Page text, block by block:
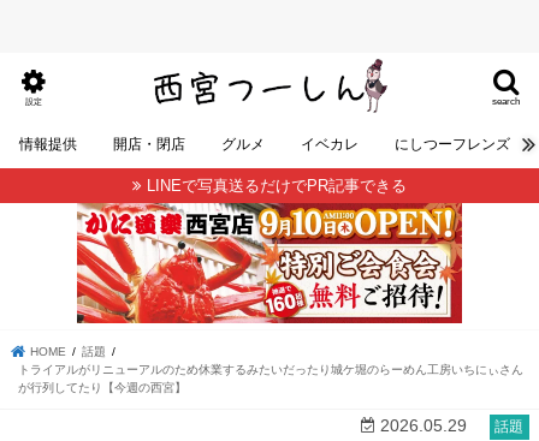
search
設定
情報提供 開店・閉店 グルメ イベカレ にしつーフレンズ
LINEで写真送るだけでPR記事できる
HOME
話題
トライアルがリニューアルのため休業するみたいだったり城ケ堀のらーめん工房いちにぃさん
が行列してたり【今週の西宮】
話題
2026.05.29